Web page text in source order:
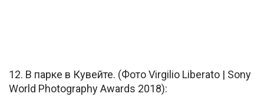
12. В парке в Кувейте. (Фото Virgilio Liberato | Sony
World Photography Awards 2018):